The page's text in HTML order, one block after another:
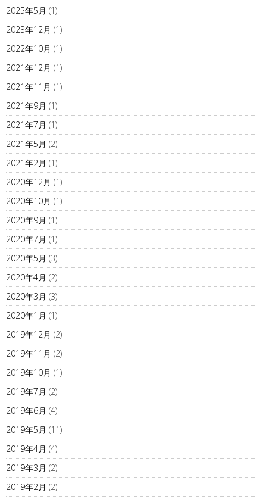
2025年5月 (1)
2023年12月 (1)
2022年10月 (1)
2021年12月 (1)
2021年11月 (1)
2021年9月 (1)
2021年7月 (1)
2021年5月 (2)
2021年2月 (1)
2020年12月 (1)
2020年10月 (1)
2020年9月 (1)
2020年7月 (1)
2020年5月 (3)
2020年4月 (2)
2020年3月 (3)
2020年1月 (1)
2019年12月 (2)
2019年11月 (2)
2019年10月 (1)
2019年7月 (2)
2019年6月 (4)
2019年5月 (11)
2019年4月 (4)
2019年3月 (2)
2019年2月 (2)